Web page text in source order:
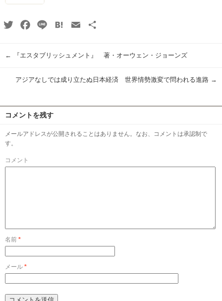
TwitterFacebook
Line HatenaEmail
← 『エスタブリッシュメント』 著・オーウェン・ジョーンズ
アジアなしでは成り立たぬ日本経済 世界情勢激変で問われる進路 →
コメントを残す
メールアドレスが公開されることはありません。なお、コメントは承認制で
す。
コメント
名前 *
メール *